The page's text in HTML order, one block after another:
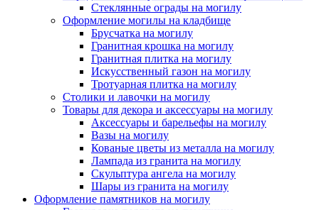
Стеклянные ограды на могилу
Оформление могилы на кладбище
Брусчатка на могилу
Гранитная крошка на могилу
Гранитная плитка на могилу
Искусственный газон на могилу
Тротуарная плитка на могилу
Столики и лавочки на могилу
Товары для декора и аксессуары на могилу
Аксессуары и барельефы на могилу
Вазы на могилу
Кованые цветы из металла на могилу
Лампада из гранита на могилу
Скульптура ангела на могилу
Шары из гранита на могилу
Оформление памятников на могилу